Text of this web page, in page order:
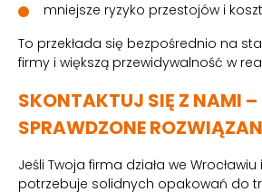
mniejsze ryzyko przestojów i
To przekłada się bezpośrednio na
firmy i większą przewidywalność w
SKONTAKTUJ SIĘ Z NAMI
SPRAWDZONE
Jeśli Twoja firma działa we
potrzebuje solidnych opakowań do